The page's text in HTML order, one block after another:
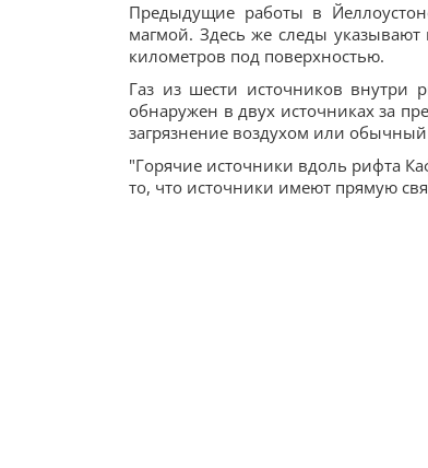
Предыдущие работы в
магмой. Здесь же следы
километров под поверхностью.
Газ из шести источников внутри
обнаружен в двух источниках за
загрязнение воздухом или
"Горячие источники вдоль рифта
то, что источники имеют прямую